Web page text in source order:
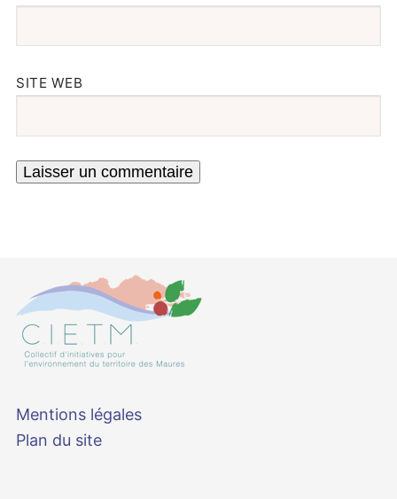
SITE WEB
Mentions légales
Plan du site